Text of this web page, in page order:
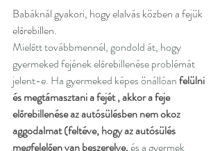
Babáknál gyakori, hogy elalvás közben a fejük
előrebillen.
Mielőtt továbbmennél, gondold át, hogy
gyermeked fejének előrebillenése problémát
jelent-e. Ha gyermeked képes önállóan felülni
és megtámasztani a fejét , akkor a feje
előrebillenése az autósülésben nem okoz
aggodalmat (feltéve, hogy az autósülés
megfelelően van beszerelve, és a gyermek